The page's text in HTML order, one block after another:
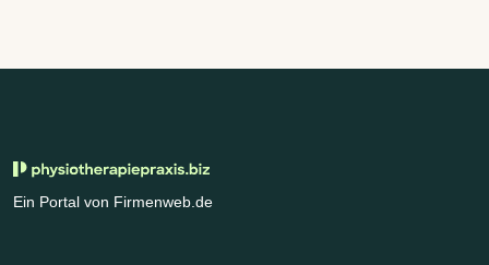
Ein Portal von Firmenweb.de